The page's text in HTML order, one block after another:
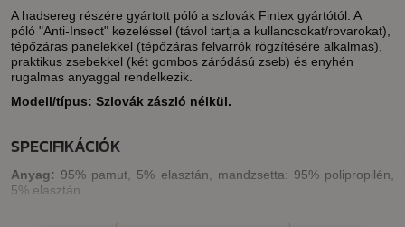
A hadsereg részére gyártott póló a szlovák Fintex gyártótól. A
póló "Anti-Insect" kezeléssel (távol tartja a kullancsokat/rovarokat),
tépőzáras panelekkel (tépőzáras felvarrók rögzítésére alkalmas),
praktikus zsebekkel (két gombos záródású zseb) és enyhén
rugalmas anyaggal rendelkezik.
Modell/típus: Szlovák zászló nélkül.
SPECIFIKÁCIÓK
Anyag: 95% pamut, 5% elasztán, mandzsetta: 95% polipropilén,
5% elasztán